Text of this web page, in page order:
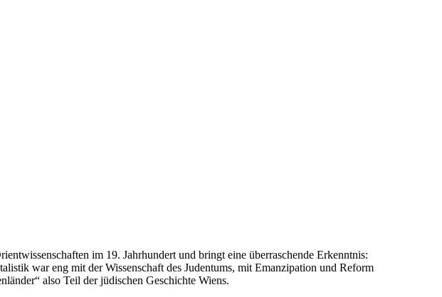
im 19. Jahrhundert und bringt eine überraschende Erkenntnis:
war eng mit der Wissenschaft des Judentums, mit Emanzipation und Reform
also Teil der jüdischen Geschichte Wiens.